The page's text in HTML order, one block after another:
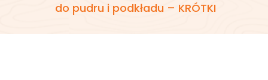
do pudru i podkładu – KRÓTKI